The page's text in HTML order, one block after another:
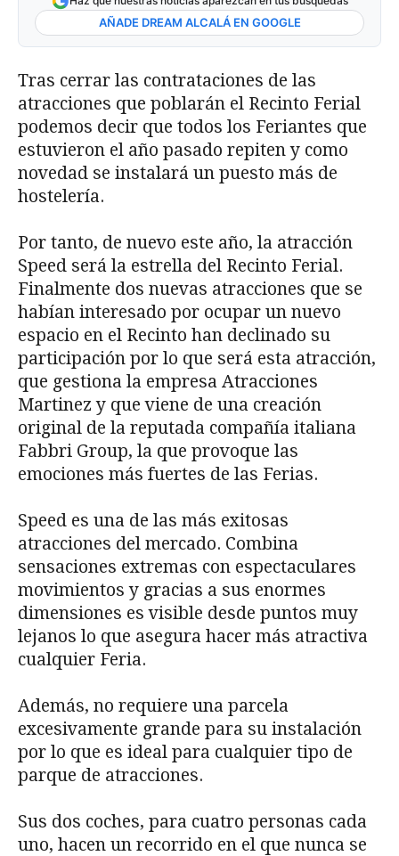
AÑADE DREAM ALCALÁ EN GOOGLE
Tras cerrar las contrataciones de las
atracciones que poblarán el Recinto Ferial
podemos decir que todos los Feriantes que
estuvieron el año pasado repiten y como
novedad se instalará un puesto más de
hostelería.
Por tanto, de nuevo este año, la atracción
Speed será la estrella del Recinto Ferial.
Finalmente dos nuevas atracciones que se
habían interesado por ocupar un nuevo
espacio en el Recinto han declinado su
participación por lo que será esta atracción,
que gestiona la empresa Atracciones
Martinez y que viene de una creación
original de la reputada compañía italiana
Fabbri Group, la que provoque las
emociones más fuertes de las Ferias.
Speed es una de las más exitosas
atracciones del mercado. Combina
sensaciones extremas con espectaculares
movimientos y gracias a sus enormes
dimensiones es visible desde puntos muy
lejanos lo que asegura hacer más atractiva
cualquier Feria.
Además, no requiere una parcela
excesivamente grande para su instalación
por lo que es ideal para cualquier tipo de
parque de atracciones.
Sus dos coches, para cuatro personas cada
uno, hacen un recorrido en el que nunca se